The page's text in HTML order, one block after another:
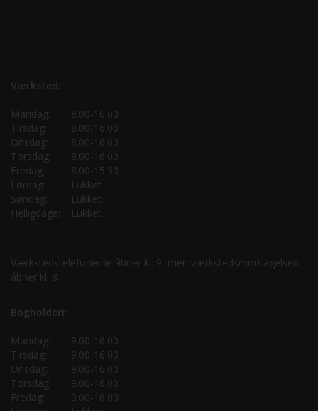
Værksted:
Mandag:
8.00-16.00
Tirsdag:
8.00-16.00
Onsdag:
8.00-16.00
Torsdag:
8.00-16.00
Fredag:
8.00-15.30
Lørdag:
Lukket
Søndag:
Lukket
Helligdage:
Lukket
Værkstedstelefonerne åbner kl. 9, men værkstedsmodtagelsen
åbner kl. 8.
Bogholderi:
Mandag:
9.00-16.00
Tirsdag:
9.00-16.00
Onsdag:
9.00-16.00
Torsdag:
9.00-16.00
Fredag:
9.00-16.00